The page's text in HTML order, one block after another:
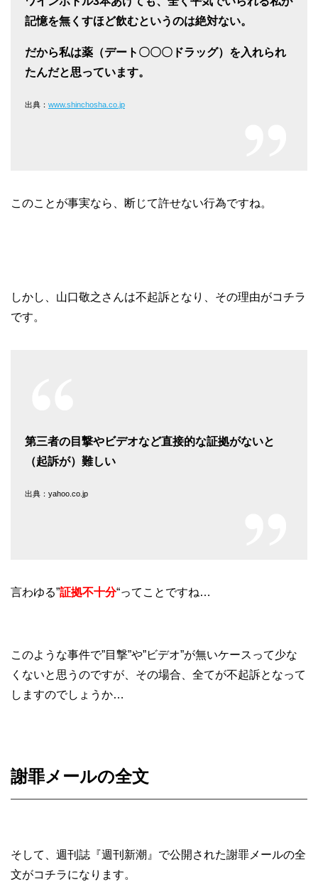
記憶を無くすほど飲むというのは絶対ない。
だから私は薬（デート〇〇〇ドラッグ）を入れられ
たんだと思っています。
出典： www.shinchosha.co.jp
このことが事実なら、断じて許せない行為ですね。
しかし、山口敬之さんは不起訴となり、その理由がコチラ
です。
第三者の目撃やビデオなど直接的な証拠がないと
（起訴が）難しい
出典：yahoo.co.jp
言わゆる”証拠不十分“ってことですね…
このような事件で”目撃”や”ビデオ”が無いケースって少な
くないと思うのですが、その場合、全てが不起訴となって
しますのでしょうか…
謝罪メールの全文
そして、週刊誌『週刊新潮』で公開された謝罪メールの全
文がコチラになります。